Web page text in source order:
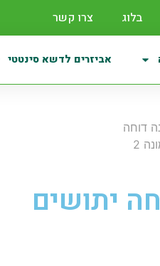
בלוג צרו קשר
אביזרים לדשא סינטטי
יתושים